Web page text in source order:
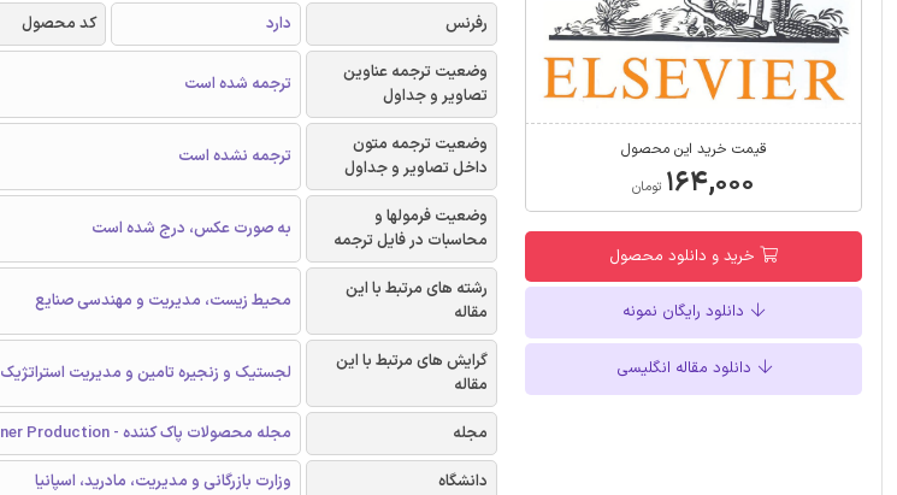
قیمت خرید این محصول
۱۶۴,۰۰۰ تومان
خرید و دانلود محصول
دانلود رایگان نمونه
دانلود مقاله انگلیسی
رفرنس
دارد کد محصول
وضعیت ترجمه عناوین
تصاویر و جداول
ترجمه شده است
وضعیت ترجمه متون
داخل تصاویر و جداول
ترجمه نشده است
وضعیت فرمولها و
محاسبات در فایل ترجمه
به صورت عکس، درج شده است
رشته های مرتبط با این
مقاله
محیط زیست، مدیریت و مهندسی صنایع
گرایش های مرتبط با این
مقاله
لجستیک و زنجیره تامین و مدیریت استراتژیک
مجله
مجله محصولات پاک کننده - Journal of Cleaner Production
دانشگاه
وزارت بازرگانی و مدیریت، مادرید، اسپانیا